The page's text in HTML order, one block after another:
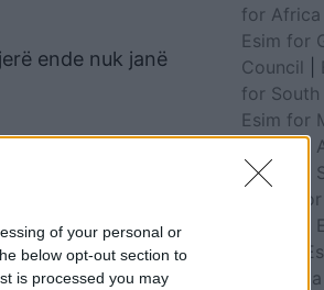
of your personal or
below opt-out section to
is processed you may
ende nuk janë
for Africa
Esim for
Council
for South
Esim for
Esim for
Esim for
Esim
Colombia